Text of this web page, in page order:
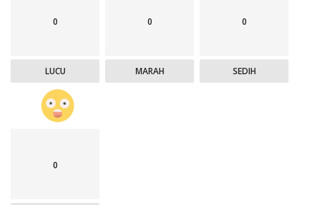
0
LUCU
0
MARAH
0
SEDIH
0